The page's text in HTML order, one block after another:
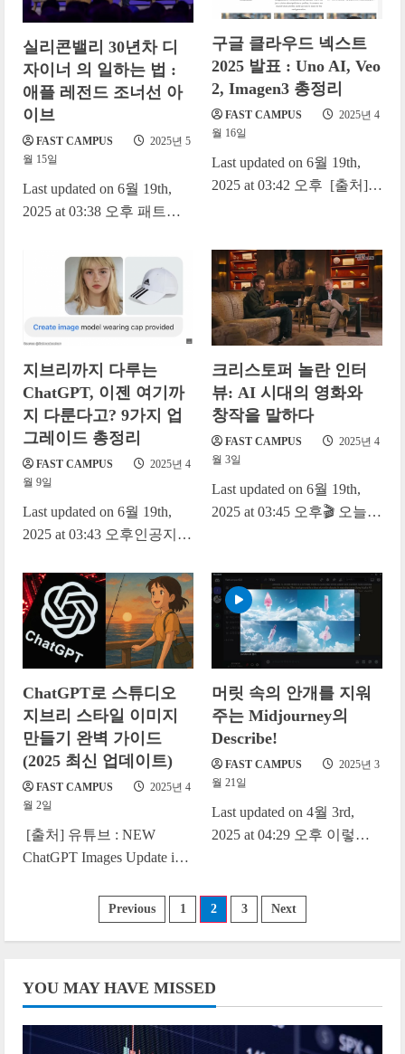
실리콘밸리 30년차 디
자이너 의 일하는 법 :
애플 레전드 조너선 아
이브
FAST CAMPUS
2025년 5
월 15일
Last updated on 6월 19th,
2025 at 03:38 오후 패트릭
정말 기대됩니다. 실리콘밸
구글 클라우드 넥스트
2025 발표 : Uno AI, Veo
2, Imagen3 총정리
FAST CAMPUS
2025년 4
월 16일
Last updated on 6월 19th,
2025 at 03:42 오후 [출처]
지브리까지 다루는
ChatGPT, 이젠 여기까
지 다룬다고? 9가지 업
그레이드 총정리
FAST CAMPUS
2025년 4
월 9일
Last updated on 6월 19th,
2025 at 03:43 오후인공지능
단어가 아니죠? 최근
ChatGPT와...
크리스토퍼 놀란 인터
뷰: AI 시대의 영화와
창작을 말하다
FAST CAMPUS
2025년 4
월 3일
Last updated on 6월 19th,
2025 at 03:45 오후🎬 오늘은
아봤어요....
ChatGPT로 스튜디오
지브리 스타일 이미지
만들기 완벽 가이드
(2025 최신 업데이트)
FAST CAMPUS
2025년 4
월 2일
[출처] 유튜브 : NEW
ChatGPT Images Update is
트위터 등에서 지브리 스타
일 이미지가 큰...
머릿 속의 안개를 지워
주는 Midjourney의
Describe!
FAST CAMPUS
2025년 3
월 21일
Last updated on 4월 3rd,
2025 at 04:29 오후 이렇게
해지는 이미지...
글
페
이
지
Previous 1 2 3 Next
YOU MAY HAVE MISSED